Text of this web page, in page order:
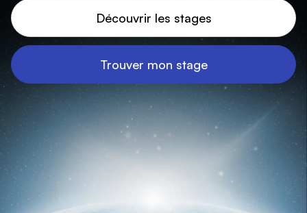
Découvrir les stages
Trouver mon stage